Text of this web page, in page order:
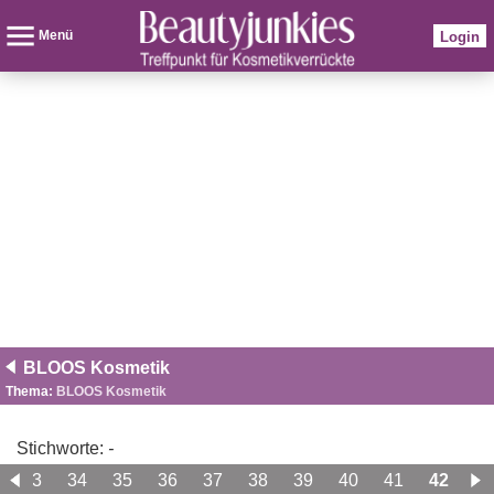
Menü Login
BLOOS Kosmetik
Thema: BLOOS Kosmetik
Stichworte: -
33
34 35 36 37 38 39 40 41 42